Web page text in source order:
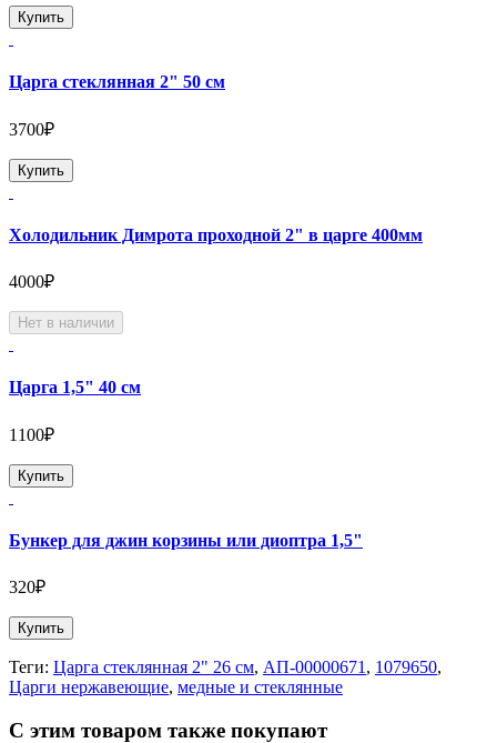
Купить
Царга стеклянная 2" 50 см
3700₽
Купить
Холодильник Димрота проходной 2" в царге 400мм
4000₽
Нет в наличии
Царга 1,5" 40 см
1100₽
Купить
Бункер для джин корзины или диоптра 1,5"
320₽
Купить
Теги: Царга стеклянная 2" 26 см, АП-00000671 , 1079650,
Царги нержавеющие, медные и стеклянные
С этим товаром также покупают